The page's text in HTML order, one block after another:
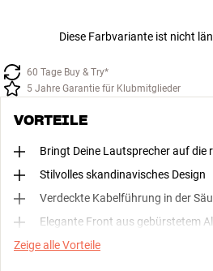
Diese Farbvariante ist nicht
60 Tage Buy & Try*
5 Jahre Garantie für Klubmitglieder
VORTEILE
Bringt Deine Lautsprecher auf die
Stilvolles skandinavisches Design
Verdeckte Kabelführung in der
Elegante Front aus gebürstetem
Zeige alle Vorteile